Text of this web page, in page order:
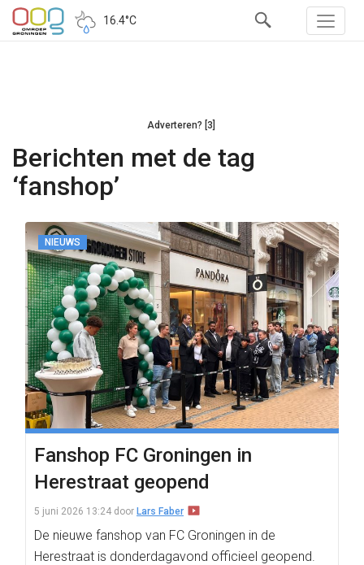
16.4°C
Adverteren? [3]
Berichten met de tag
‘fanshop’
NIEUWS
Fanshop FC Groningen in
Herestraat geopend
5 juni 2026 13:24 door Lars Faber
De nieuwe fanshop van FC Groningen in de
Herestraat is donderdagavond officieel geopend.